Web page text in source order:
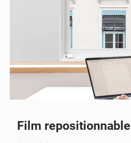
Film